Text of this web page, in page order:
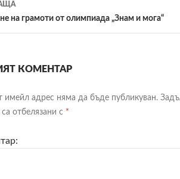
на грамоти от олимпиада „Знам и мога“
КОМЕНТАР
имейл адрес няма да бъде публикуван.
отбелязани с *